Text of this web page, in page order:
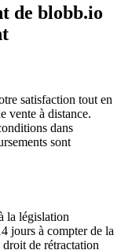
de blobb.io
satisfaction tout en
vente à distance.
dans
sont
la législation
jours à compter de la
de rétractation